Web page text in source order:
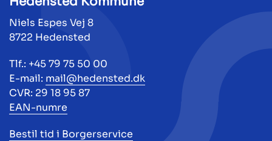
Niels Espes Vej 8
8722 Hedensted
Tlf.: +45 79 75 50 00
E-mail: mail@hedensted.dk
CVR: 29 18 95 87
EAN-numre
Bestil tid i Borgerservice